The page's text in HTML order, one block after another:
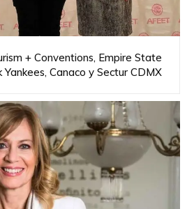
+ Conventions, Empire State
Yankees, Canaco y Sectur CDMX